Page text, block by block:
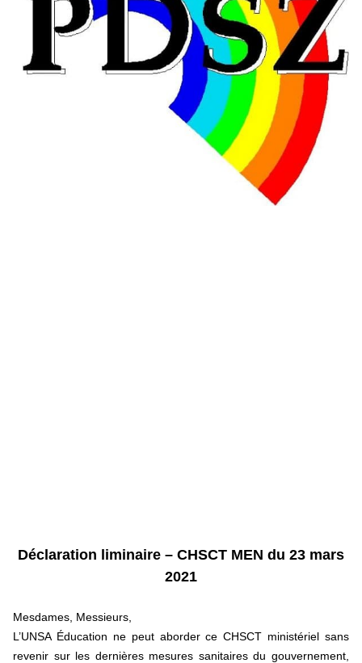
Hongrie : du changement pour les politiques
éducatives, aussi !
25 juin 2026
En Hongrie, le conservateur Peter Magyar et son parti
Tisza "Respect et liberté" ont remporté une large victoire,
contre le premier ministre sortant, Viktor Orban,…
Déclaration liminaire – CHSCT MEN du 23 mars
2021
Mesdames, Messieurs,
L’UNSA Éducation ne peut aborder ce CHSCT ministériel sans
revenir sur les dernières mesures sanitaires du gouvernement,